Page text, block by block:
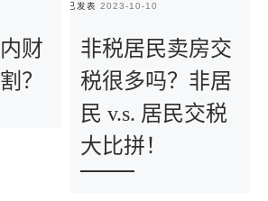
财
？
已发表 2023-10-10
非税居民卖房交
税很多吗？非居
民 v.s. 居民交税
大比拼！